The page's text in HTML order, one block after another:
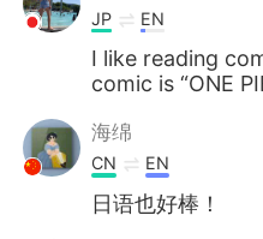
JP EN
I like reading
comic is “ONE
海绵
CN EN
日语也好棒！